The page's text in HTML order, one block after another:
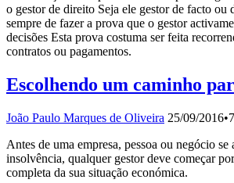
o gestor de direito Seja ele gestor de facto ou
sempre de fazer a prova que o gestor
decisões Esta prova costuma ser feita
contratos ou pagamentos.
Escolhendo um caminho
João Paulo Marques de Oliveira 25/09/2016•
Antes de uma empresa, pessoa ou negócio se
insolvência, qualquer gestor deve começar
completa da sua situação económica.